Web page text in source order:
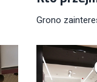
Grono